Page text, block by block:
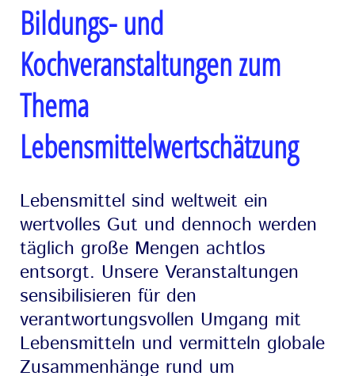
Bildungs- und
Kochveranstaltungen zum
Thema
Lebensmittelwertschätzung
Lebensmittel sind weltweit ein
wertvolles Gut und dennoch werden
täglich große Mengen achtlos
entsorgt. Unsere Veranstaltungen
sensibilisieren für den
verantwortungsvollen Umgang mit
Lebensmitteln und vermitteln globale
Zusammenhänge rund um